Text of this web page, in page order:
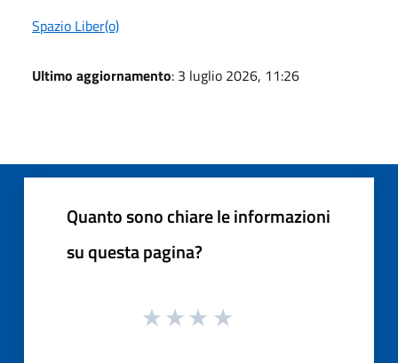
Spazio Liber(o)
Ultimo aggiornamento: 3 luglio 2026, 11:26
Quanto sono chiare le informazioni
su questa pagina?